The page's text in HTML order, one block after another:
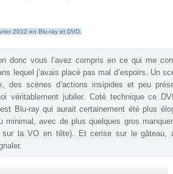
2012 en Blu-ray et DVD.
donc vous l’avez compris en ce qui me
lequel j’avais placé pas mal d’espoirs. Un
des scènes d’actions insipides et peu
véritablement jubiler. Coté technique ce
test Blu-ray qui aurait certainement été plus
minimal, avec de plus quelques gros
la VO en tête). Et cerise sur le gâteau,